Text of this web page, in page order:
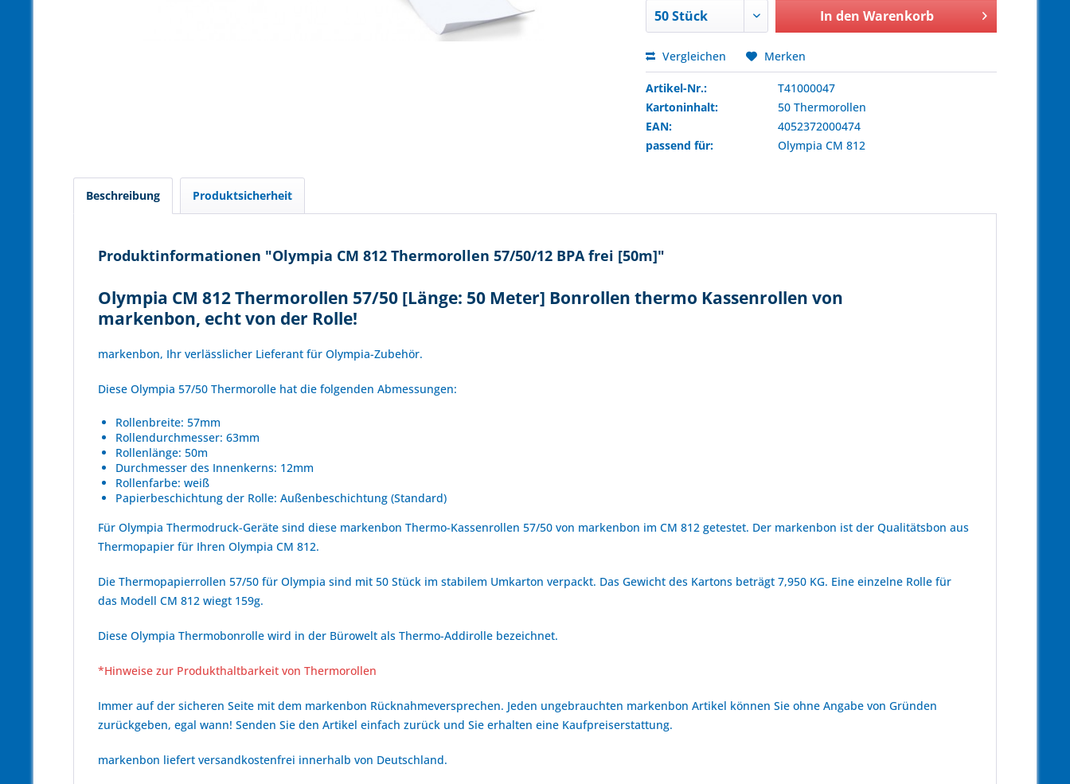
In den Warenkorb
Vergleichen Merken
Artikel-Nr.:
T41000047
Kartoninhalt:
50 Thermorollen
EAN:
4052372000474
passend für:
Olympia CM 812
Beschreibung Produktsicherheit
Produktinformationen "Olympia CM 812 Thermorollen 57/50/12 BPA frei [50m]"
Olympia CM 812 Thermorollen 57/50 [Länge: 50 Meter] Bonrollen thermo Kassenrollen von
markenbon, echt von der Rolle!
markenbon, Ihr verlässlicher Lieferant für Olympia-Zubehör.
Diese Olympia 57/50 Thermorolle hat die folgenden Abmessungen:
Rollenbreite: 57mm
Rollendurchmesser: 63mm
Rollenlänge: 50m
Durchmesser des Innenkerns: 12mm
Rollenfarbe: weiß
Papierbeschichtung der Rolle: Außenbeschichtung (Standard)
Für Olympia Thermodruck-Geräte sind diese markenbon Thermo-Kassenrollen 57/50 von markenbon im CM 812 getestet. Der markenbon ist der Qualitätsbon aus
Thermopapier für Ihren Olympia CM 812.
Die Thermopapierrollen 57/50 für Olympia sind mit 50 Stück im stabilem Umkarton verpackt. Das Gewicht des Kartons beträgt 7,950 KG. Eine einzelne Rolle für
das Modell CM 812 wiegt 159g.
Diese Olympia Thermobonrolle wird in der Bürowelt als Thermo-Addirolle bezeichnet.
*Hinweise zur Produkthaltbarkeit von Thermorollen
Immer auf der sicheren Seite mit dem markenbon Rücknahmeversprechen. Jeden ungebrauchten markenbon Artikel können Sie ohne Angabe von Gründen
zurückgeben, egal wann! Senden Sie den Artikel einfach zurück und Sie erhalten eine Kaufpreiserstattung.
markenbon liefert versandkostenfrei innerhalb von Deutschland.